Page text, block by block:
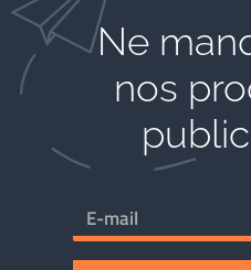
Ne
nos